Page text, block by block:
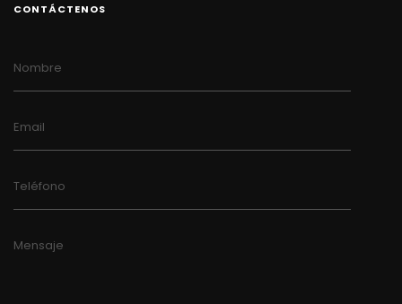
CONTÁCTENOS
Nombre
Email
Teléfono
Mensaje